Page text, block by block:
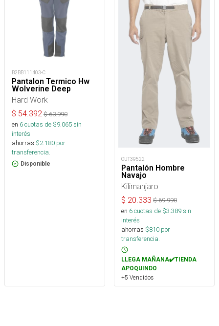
B2BB111403-C
Pantalon Termico Hw
Wolverine Deep
Hard Work
$ 54.392 $63.990
en 6cuotas de $9.065sin
interés
ahorras $2.180 por
transferencia.
Disponible
OUT39522
Pantalón Hombre
Navajo
Kilimanjaro
$ 20.333 $69.990
en 6cuotas de $3.389sin
interés
ahorras $810 por
transferencia.
LLEGA MAÑANA✔️TIENDA
APOQUINDO
+5 Vendidos